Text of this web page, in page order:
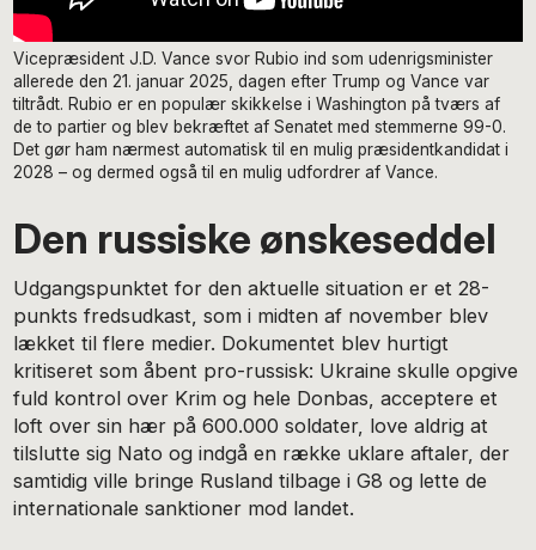
Vicepræsident J.D. Vance svor Rubio ind som udenrigsminister
allerede den 21. januar 2025, dagen efter Trump og Vance var
tiltrådt. Rubio er en populær skikkelse i Washington på tværs af
de to partier og blev bekræftet af Senatet med stemmerne 99-0.
Det gør ham nærmest automatisk til en mulig præsidentkandidat i
2028 – og dermed også til en mulig udfordrer af Vance.
Den russiske ønskeseddel
Udgangspunktet for den aktuelle situation er et 28-
punkts fredsudkast, som i midten af november blev
lækket til flere medier. Dokumentet blev hurtigt
kritiseret som åbent pro-russisk: Ukraine skulle opgive
fuld kontrol over Krim og hele Donbas, acceptere et
loft over sin hær på 600.000 soldater, love aldrig at
tilslutte sig Nato og indgå en række uklare aftaler, der
samtidig ville bringe Rusland tilbage i G8 og lette de
internationale sanktioner mod landet.